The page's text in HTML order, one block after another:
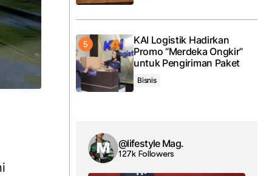
KAI Logistik Hadirkan
Promo “Merdeka Ongkir”
untuk Pengiriman Paket
Bisnis
@lifestyle Mag.
127k Followers